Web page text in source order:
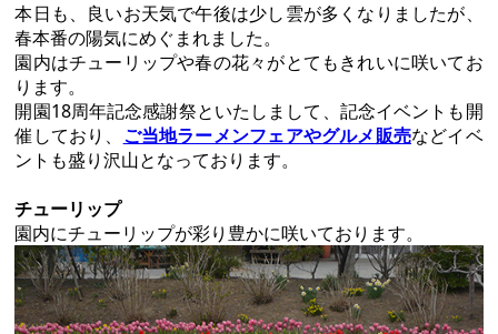
本日も、良いお天気で午後は少し雲が多くなりましたが、
春本番の陽気にめぐまれました。
園内はチューリップや春の花々がとてもきれいに咲いてお
ります。
開園18周年記念感謝祭といたしまして、記念イベントも開
催しており、 ご当地ラーメンフェアやグルメ販売などイベ
ントも盛り沢山となっております。
チューリップ
園内にチューリップが彩り豊かに咲いております。